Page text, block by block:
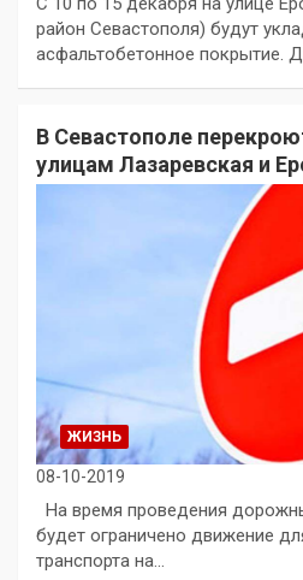
район Севастополя) будут
асфальтобетонное покрытие.
В Севастополе
улицам Лазаревская и
ЖИЗНЬ
08-10-2019
На время проведения
будет ограничено движение
транспорта на…